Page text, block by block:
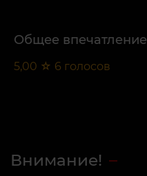
Общее впечатление
5,00 ☆ 6 голосов
Внимание!